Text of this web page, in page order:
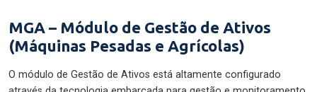
MGA – Módulo de Gestão de Ativos
(Máquinas Pesadas e Agrícolas)
O módulo de Gestão de Ativos está altamente configurado